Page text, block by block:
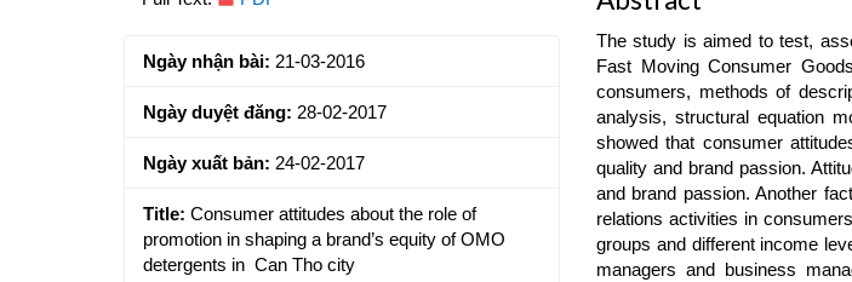
Ngày nhận bài: 21-03-2016
Ngày duyệt đăng: 28-02-2017
Ngày xuất bản: 24-02-2017
Title: Consumer attitudes about the role of
promotion in shaping a brand’s equity of OMO
detergents in Can Tho city
The study is aimed to test,
Fast Moving Consumer
consumers, methods of
analysis, structural equation
showed that consumer
quality and brand passion.
and brand passion. Another
relations activities in
groups and different income
managers and business